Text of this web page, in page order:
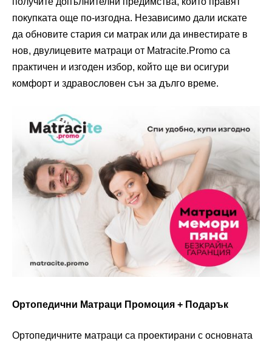
покупката още по-изгодна. Независимо дали искате
да обновите стария си матрак или да инвестирате в
нов, двулицевите матраци от Matracite.Promo са
практичен и изгоден избор, който ще ви осигури
комфорт и здравословен сън за дълго време.
Ортопедични Матраци Промоция + Подарък
Ортопедичните матраци са проектирани с основната